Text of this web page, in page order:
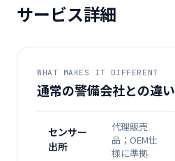
サービス詳細
WHAT MAKES IT DIFFERENT
通常の警備会社との違い
センサー
出所
代理販売
品；OEM仕
様に準拠